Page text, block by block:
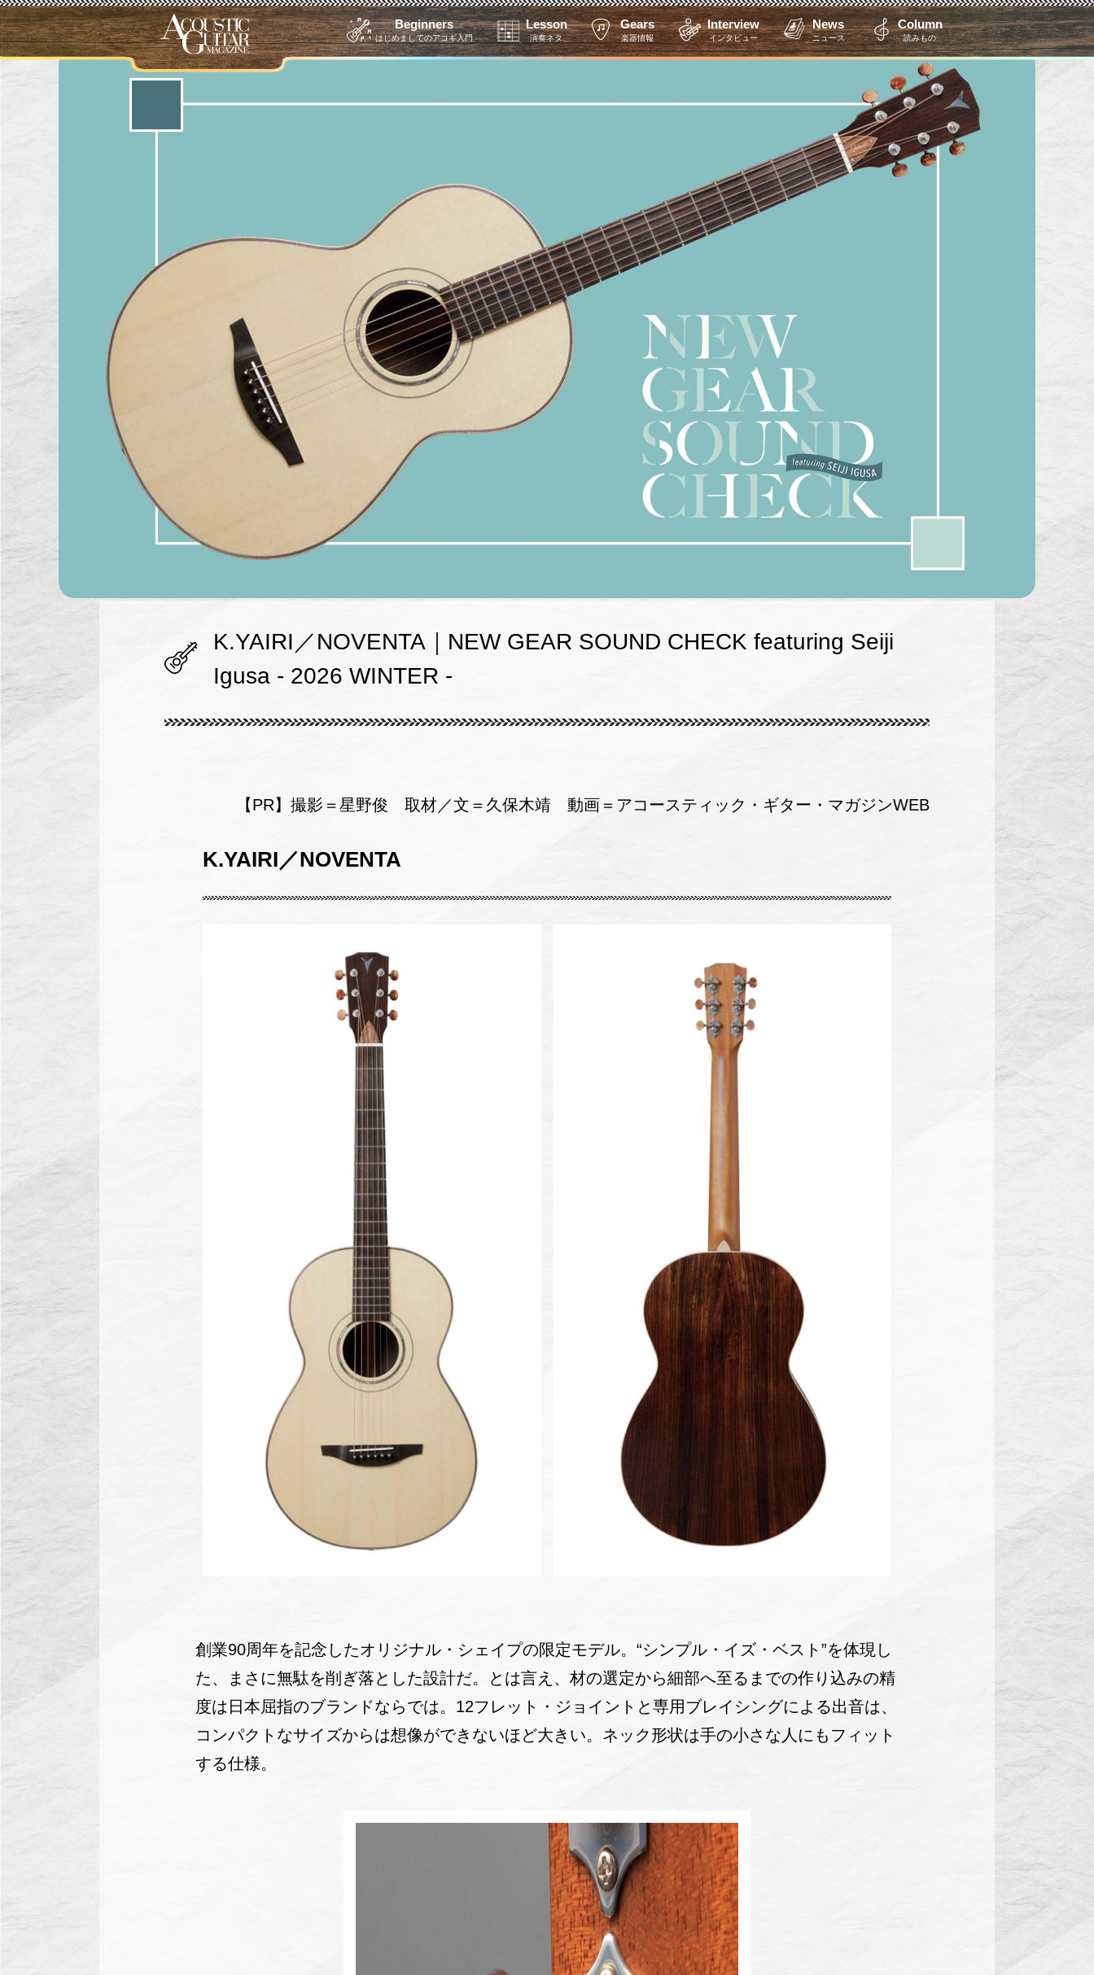
Beginners
はじめましてのアコギ入門
Lesson
演奏ネタ
Gears
楽器情報
Interview
インタビュー
News
ニュース
Column
読みもの
K.YAIRI／NOVENTA｜NEW GEAR SOUND CHECK featuring Seiji
Igusa - 2026 WINTER -
【PR】撮影＝星野俊 取材／文＝久保木靖 動画＝アコースティック・ギター・マガジンWEB
K.YAIRI／NOVENTA
創業90周年を記念したオリジナル・シェイプの限定モデル。“シンプル・イズ・ベスト”を体現し
た、まさに無駄を削ぎ落とした設計だ。とは言え、材の選定から細部へ至るまでの作り込みの精
度は日本屈指のブランドならでは。12フレット・ジョイントと専用ブレイシングによる出音は、
コンパクトなサイズからは想像ができないほど大きい。ネック形状は手の小さな人にもフィット
する仕様。